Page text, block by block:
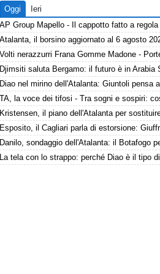
Oggi
Ieri
Kristensen, il piano dell'Atalanta per